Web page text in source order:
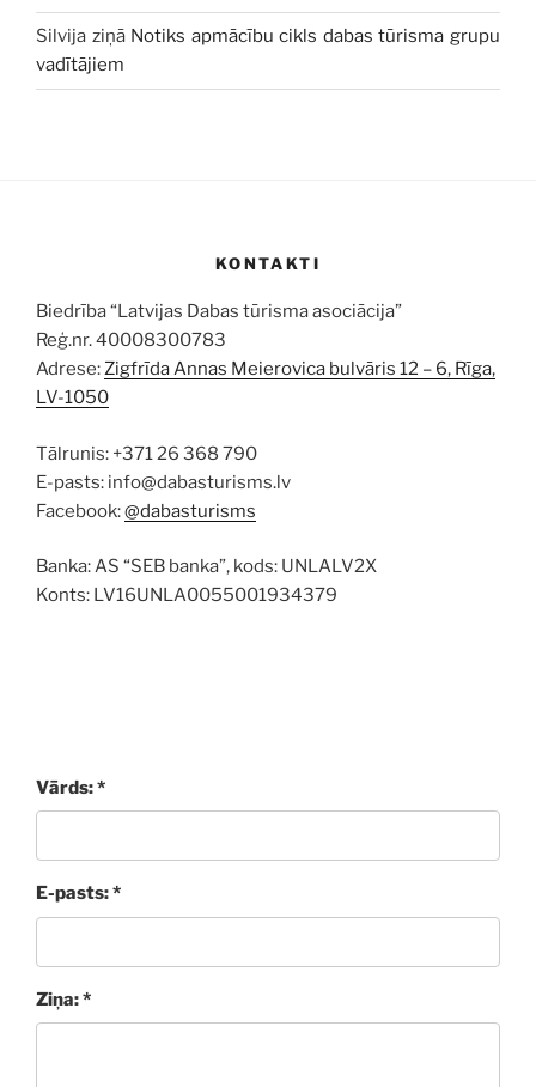
Silvija ziņā Notiks apmācību cikls dabas tūrisma grupu
vadītājiem
KONTAKTI
Biedrība “Latvijas Dabas tūrisma asociācija”
Reģ.nr. 40008300783
Adrese:Zigfrīda Annas Meierovica bulvāris 12 – 6, Rīga,
LV-1050
Tālrunis: +371 26 368 790
E-pasts: info@dabasturisms.lv
Facebook:@dabasturisms
Banka: AS “SEB banka”, kods: UNLALV2X
Konts: LV16UNLA0055001934379
Vārds: *
E-pasts: *
Ziņa: *